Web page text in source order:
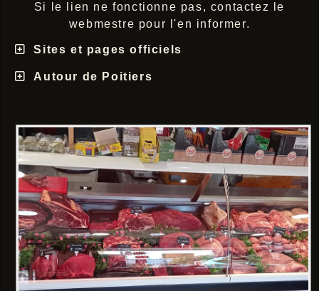
Si le lien ne fonctionne pas, contactez le
webmestre pour l'en informer.
Sites et pages officiels
Autour de Poitiers